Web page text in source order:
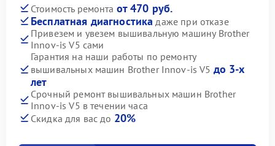
Стоимость ремонта от 470 руб.
Бесплатная диагностика даже при отказе
Привезем и увезем вышивальную машину Brother
Innov-is V5 сами
Гарантия на наши работы по ремонту
вышивальных машин Brother Innov-is V5 до 3-х
лет
Срочный ремонт вышивальных машин Brother
Innov-is V5 в течении часа
Скидка для вас до 20%